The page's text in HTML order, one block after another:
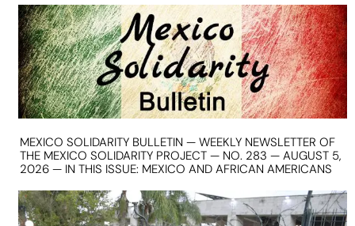
MEXICO SOLIDARITY BULLETIN — WEEKLY NEWSLETTER OF
THE MEXICO SOLIDARITY PROJECT — NO. 283 — AUGUST 5,
2026 — IN THIS ISSUE: MEXICO AND AFRICAN AMERICANS